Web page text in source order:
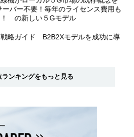
バー不要！毎年のライセンス費用も
！ の新しい５Gモデル
略ガイド B2B2Xモデルを成功に導
ンキングをもっと見る